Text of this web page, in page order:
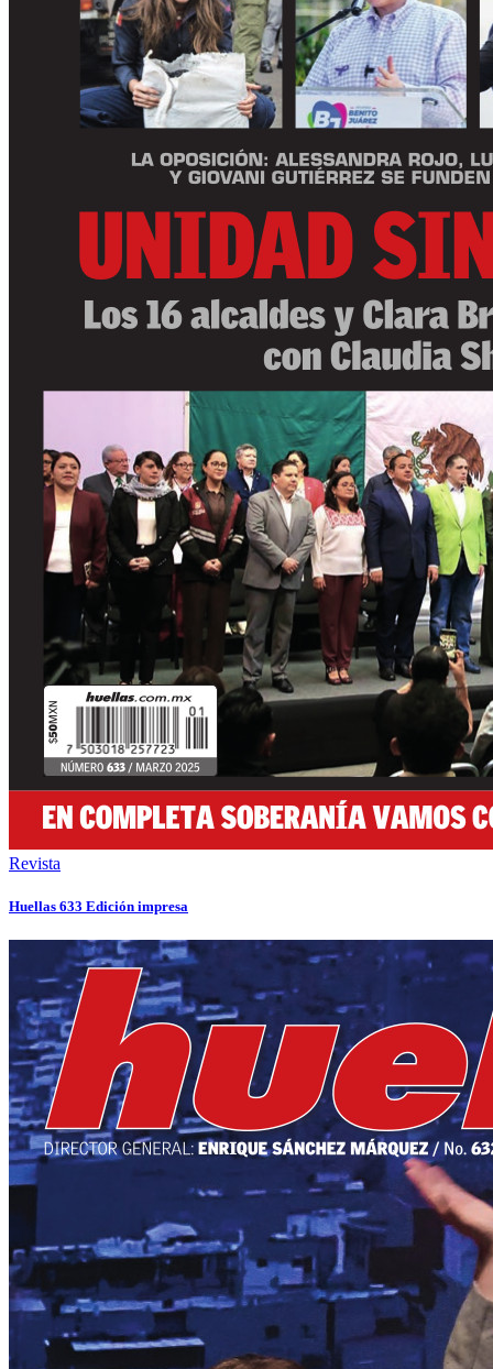
Revista
Huellas 633 Edición impresa